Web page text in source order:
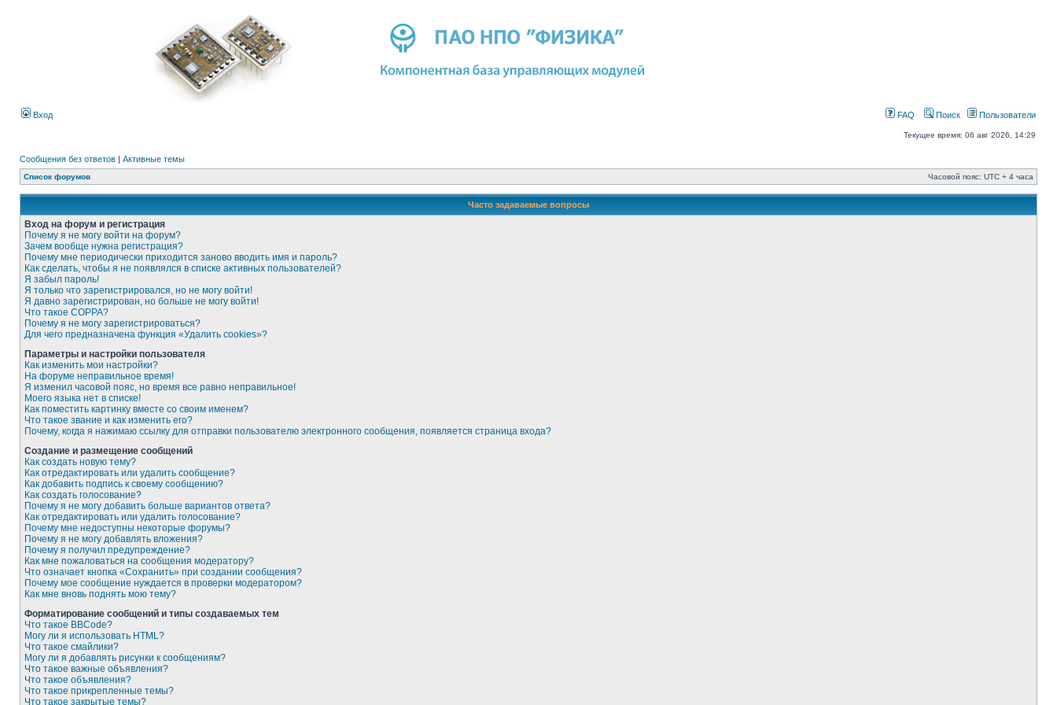
Вход FAQ Поиск Пользователи
Текущее время: 06 авг 2026, 14:29
Сообщения без ответов | Активные темы
Список форумов Часовой пояс: UTC + 4 часа
Часто задаваемые вопросы
Вход на форум и регистрация
Почему я не могу войти на форум?
Зачем вообще нужна регистрация?
Почему мне периодически приходится заново вводить имя и пароль?
Как сделать, чтобы я не появлялся в списке активных пользователей?
Я забыл пароль!
Я только что зарегистрировался, но не могу войти!
Я давно зарегистрирован, но больше не могу войти!
Что такое COPPA?
Почему я не могу зарегистрироваться?
Для чего предназначена функция «Удалить cookies»?
Параметры и настройки пользователя
Как изменить мои настройки?
На форуме неправильное время!
Я изменил часовой пояс, но время все равно неправильное!
Моего языка нет в списке!
Как поместить картинку вместе со своим именем?
Что такое звание и как изменить его?
Почему, когда я нажимаю ссылку для отправки пользователю электронного сообщения, появляется страница входа?
Создание и размещение сообщений
Как создать новую тему?
Как отредактировать или удалить сообщение?
Как добавить подпись к своему сообщению?
Как создать голосование?
Почему я не могу добавить больше вариантов ответа?
Как отредактировать или удалить голосование?
Почему мне недоступны некоторые форумы?
Почему я не могу добавлять вложения?
Почему я получил предупреждение?
Как мне пожаловаться на сообщения модератору?
Что означает кнопка «Сохранить» при создании сообщения?
Почему мое сообщение нуждается в проверки модератором?
Как мне вновь поднять мою тему?
Форматирование сообщений и типы создаваемых тем
Что такое BBCode?
Могу ли я использовать HTML?
Что такое смайлики?
Могу ли я добавлять рисунки к сообщениям?
Что такое важные объявления?
Что такое объявления?
Что такое прикрепленные темы?
Что такое закрытые темы?